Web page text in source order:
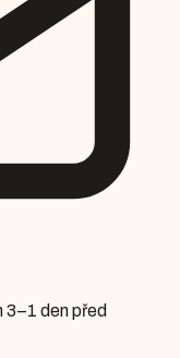
3–1 den před